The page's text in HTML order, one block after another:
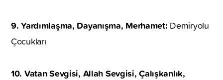
9. Yardımlaşma, Dayanışma, Merhamet: Demiryolu
Çocukları
10. Vatan Sevgisi, Allah Sevgisi, Çalışkanlık,